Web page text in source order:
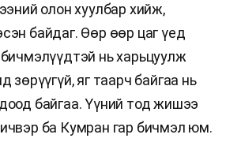
олон хуулбар хийж,
байдаг. Өөр өөр цаг үед
нь харьцуулж
зөрүүгүй, яг таарч байгаа нь
байгаа. Үүний тод жишээ
ба Кумран гар бичмэл юм.